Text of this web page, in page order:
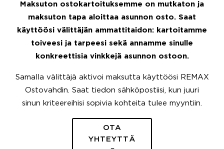
Maksuton ostokartoituksemme on mutkaton ja
maksuton tapa aloittaa asunnon osto. Saat
käyttöösi välittäjän ammattitaidon: kartoitamme
toiveesi ja tarpeesi sekä annamme sinulle
konkreettisia vinkkejä asunnon ostoon.
Samalla välittäjä aktivoi maksutta käyttöösi REMAX
Ostovahdin. Saat tiedon sähköpostiisi, kun juuri
sinun kriteereihisi sopivia kohteita tulee myyntiin.
OTA
YHTEYTTÄ